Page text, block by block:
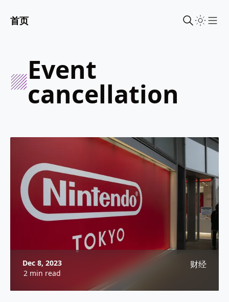
首页
event
cancellation
Dec 8, 2023
2 min read
财经